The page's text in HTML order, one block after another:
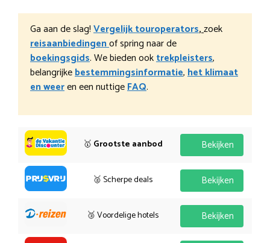
Ga aan de slag!Vergelijk touroperators,zoek
reisaanbiedingenof spring naar de
boekingsgids. We bieden ooktrekpleisters,
belangrijkebestemmingsinformatie,het klimaat
en weeren een nuttigeFAQ.
🥇 Grootste aanbod Bekijken
🥈 Scherpe deals Bekijken
🥉 Voordelige hotels Bekijken